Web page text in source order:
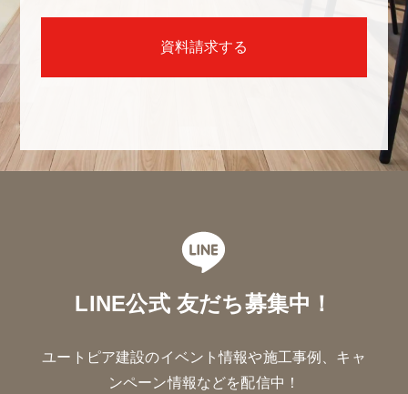
資料請求する
LINE公式 友だち募集中！
ユートピア建設のイベント情報や施工事例、キャ
ンペーン情報などを配信中！